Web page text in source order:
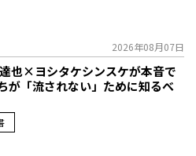
2026年08月07日
達也×ヨシタケシンスケが本音で
が「流されない」ために知るべ